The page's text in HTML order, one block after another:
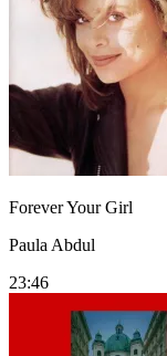
Forever Your Girl
Paula Abdul
23:46